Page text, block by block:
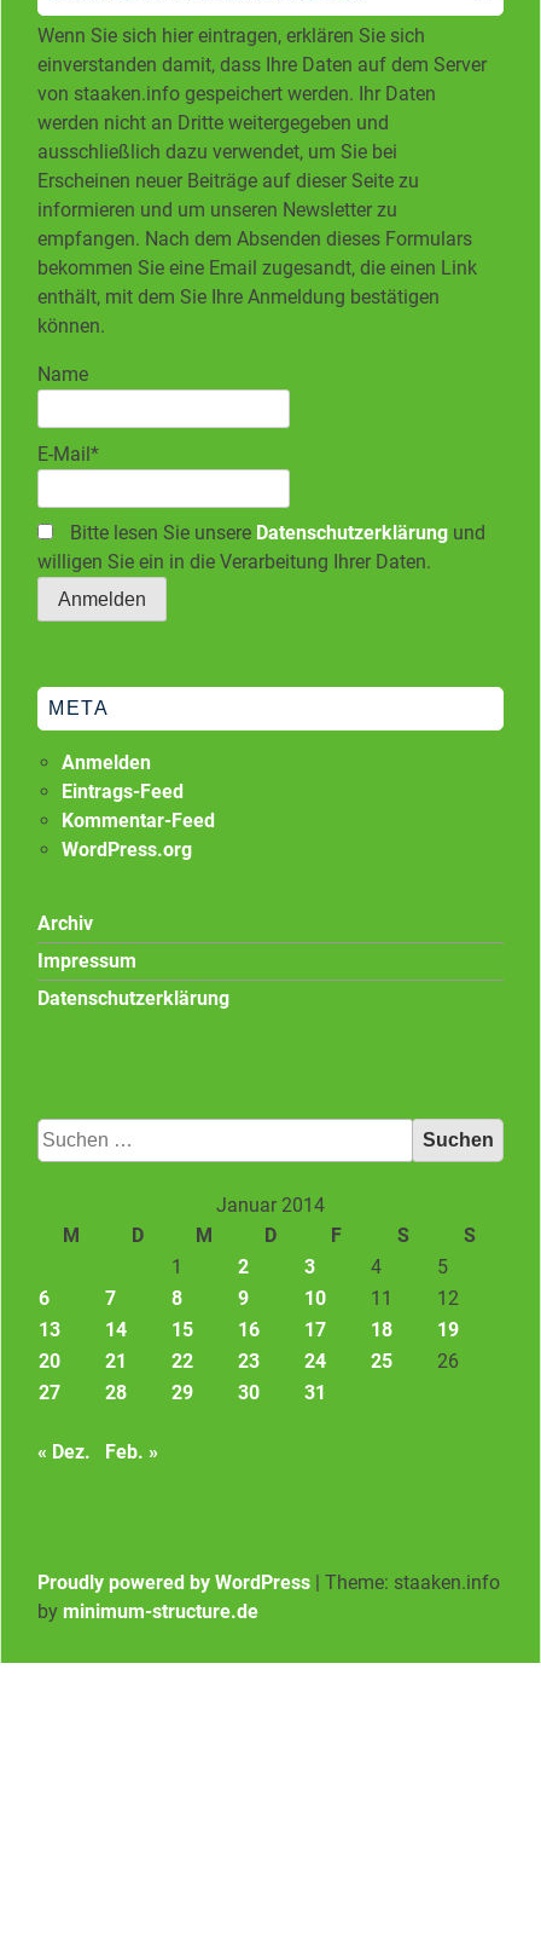
Wenn Sie sich hier eintragen, erklären Sie sich
einverstanden damit, dass Ihre Daten auf dem Server
von staaken.info gespeichert werden. Ihr Daten
werden nicht an Dritte weitergegeben und
ausschließlich dazu verwendet, um Sie bei
Erscheinen neuer Beiträge auf dieser Seite zu
informieren und um unseren Newsletter zu
empfangen. Nach dem Absenden dieses Formulars
bekommen Sie eine Email zugesandt, die einen Link
enthält, mit dem Sie Ihre Anmeldung bestätigen
können.
Name
E-Mail*
Bitte lesen Sie unsere Datenschutzerklärung und
willigen Sie ein in die Verarbeitung Ihrer Daten.
META
Anmelden
Eintrags-Feed
Kommentar-Feed
WordPress.org
Archiv
Impressum
Datenschutzerklärung
Suchen
nach:
Januar 2014
M
D M D F S
S
1
2 3 4
5
6
7 8 9 10 11
12
13
14 15 16 17 18
19
20
21 22 23 24 25
26
27
28 29 30 31
« Dez. Feb. »
Proudly powered by WordPress | Theme: staaken.info
by minimum-structure.de